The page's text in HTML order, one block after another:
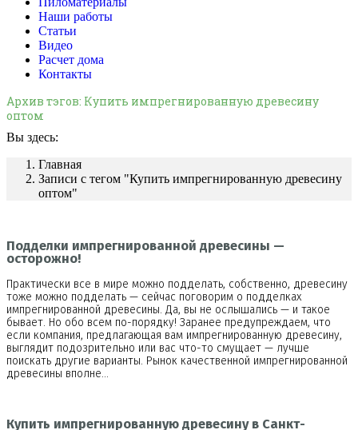
Наши работы
Статьи
Видео
Расчет дома
Контакты
Архив тэгов: Купить импрегнированную древесину
оптом
Вы здесь:
Главная
Записи с тегом "Купить импрегнированную древесину
оптом"
Подделки импрегнированной древесины —
осторожно!
Практически все в мире можно подделать, собственно, древесину
тоже можно подделать — сейчас поговорим о подделках
импрегнированной древесины. Да, вы не ослышались — и такое
бывает. Но обо всем по-порядку! Заранее предупреждаем, что
если компания, предлагающая вам импрегнированную древесину,
выглядит подозрительно или вас что-то смущает — лучше
поискать другие варианты. Рынок качественной импрегнированной
древесины вполне…
Купить импрегнированную древесину в Санкт-